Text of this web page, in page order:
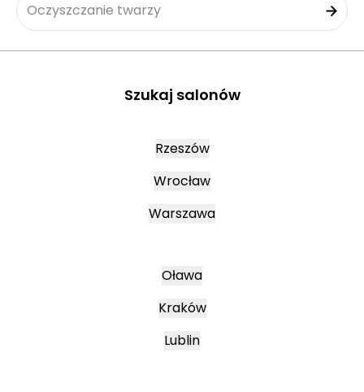
Oczyszczanie twarzy
Szukaj salonów
Rzeszów
Wrocław
Warszawa
Oława
Kraków
Lublin